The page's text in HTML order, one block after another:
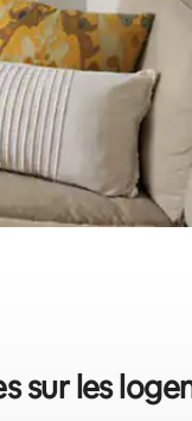
sur les